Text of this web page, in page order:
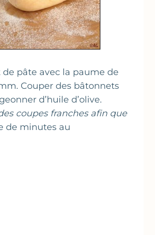
pâte avec la paume de
Couper des bâtonnets
d’huile d’olive.
coupes franches afin que
de minutes au